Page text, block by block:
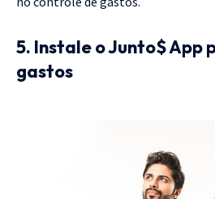
5. Instale o Junto$ App
gastos